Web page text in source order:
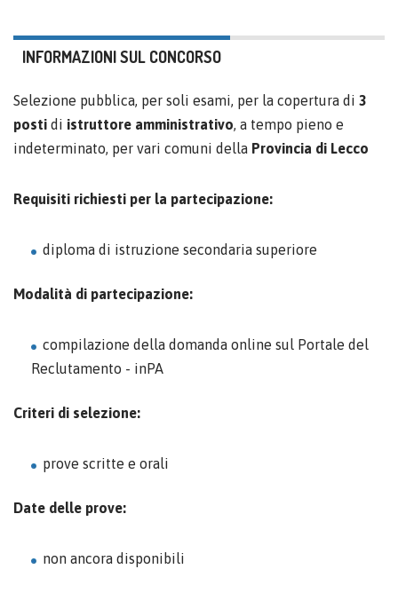
INFORMAZIONI SUL CONCORSO
Selezione pubblica, per soli esami, per la copertura di 3
posti di istruttore amministrativo, a tempo pieno e
indeterminato, per vari comuni della Provincia di Lecco
Requisiti richiesti per la partecipazione:
diploma di istruzione secondaria superiore
Modalità di partecipazione:
compilazione della domanda online sul Portale del
Reclutamento - inPA
Criteri di selezione:
prove scritte e orali
Date delle prove:
non ancora disponibili